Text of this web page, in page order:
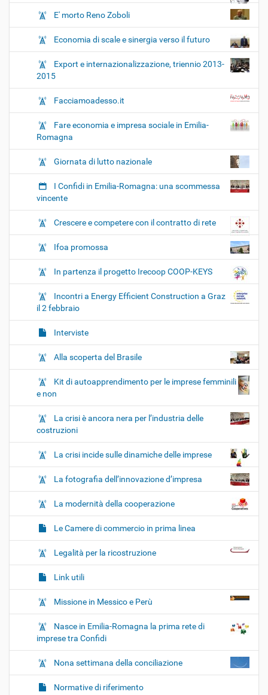
E' morto Reno Zoboli
Economia di scale e sinergia verso il futuro
Export e internazionalizzazione, triennio 2013-
2015
Facciamoadesso.it
Fare economia e impresa sociale in Emilia-
Romagna
Giornata di lutto nazionale
I Confidi in Emilia-Romagna: una scommessa
vincente
Crescere e competere con il contratto di rete
Ifoa promossa
In partenza il progetto Irecoop COOP-KEYS
Incontri a Energy Efficient Construction a Graz
il 2 febbraio
Interviste
Alla scoperta del Brasile
Kit di autoapprendimento per le imprese femminili
e non
La crisi è ancora nera per l’industria delle
costruzioni
La crisi incide sulle dinamiche delle imprese
La fotografia dell’innovazione d’impresa
La modernità della cooperazione
Le Camere di commercio in prima linea
Legalità per la ricostruzione
Link utili
Missione in Messico e Perù
Nasce in Emilia-Romagna la prima rete di
imprese tra Confidi
Nona settimana della conciliazione
Normative di riferimento